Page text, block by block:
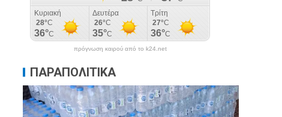
πρόγνωση καιρού από το k24.net
ΠΑΡΑΠΟΛΙΤΙΚΑ